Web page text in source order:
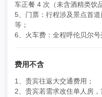
车正餐 4 次（未含酒精类饮
5、门票：行程涉及景点首
等；
6、火车费：全程呼伦贝尔号
费用不含
1、贵宾往返大交通费用；
2、贵宾若需求改住单人房，